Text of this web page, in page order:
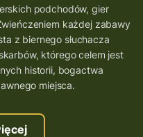
podchodów, gier
każdej zabawy
z biernego słuchacza
którego celem jest
historii, bogactwa
miejsca.